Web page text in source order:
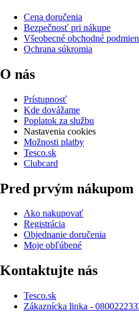
Cena doručenia
Bezpečnosť pri nákupe
Všeobecné obchodné
Ochrana súkromia
O nás
Prístupnosť
Kde dovážame
Poplatok za službu
Nastavenia cookies
Možnosti platby
Tesco.sk
Clubcard
Pred prvým nákupom
Ako nakupovať
Registrácia
Objednanie doručenia
Moje obľúbené
Kontaktujte nás
Tesco.sk
Zákaznícka linka -